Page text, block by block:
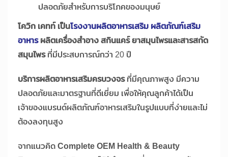
ปลอดภัยสำหรับการบริโภคของมนุษย์
โควิก เคทท์ เป็นโรงงานผลิตอาหารเสริม ผลิตภัณฑ์เสริม
อาหารผลิตเครื่องสำอาง สกินแคร์ ยาสมุนไพรและสารสกัด
สมุนไพรที่มีประสบการณ์กว่า 20 ปี
บริการผลิตอาหารเสริมครบวงจรที่มีคุณภาพสูง มีความ
ปลอดภัยและมาตรฐานที่ดีเยี่ยม เพื่อให้คุณลูกค้าได้เป็น
เจ้าของแบรนด์ผลิตภัณฑ์อาหารเสริมในรูปแบบที่ง่ายและไม่
ต้องลงทุนสูง
จากแนวคิดComplete OEM Health & Beauty